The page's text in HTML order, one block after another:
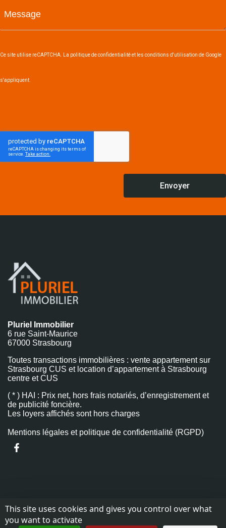
Ce site utilise reCAPTCHA. La politique de confidentialité et les conditions d'utilisation de Google
s'appliquent.
Envoyer
Pluriel Immobilier
6 rue Saint-Maurice
67000 Strasbourg
Toutes transactions immobilières : vente appartement sur
Strasbourg CUS et location d’appartement à Strasbourg
centre et CUS
( * ) HAI : Prix net, hors frais notariés, d’enregistrement et
de publicité foncière.
Les loyers affichés sont hors charges
Mentions légales et politique de confidentialité (RGPD)
This site uses cookies and gives you control over what
you want to activate